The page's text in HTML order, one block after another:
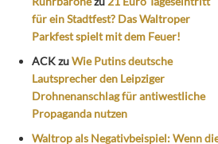
für ein Stadtfest? Das Waltroper
Parkfest spielt mit dem Feuer!
ACKzuWie Putins deutsche
Lautsprecher den Leipziger
Drohnenanschlag für antiwestliche
Propaganda nutzen
Waltrop als Negativbeispiel: Wenn